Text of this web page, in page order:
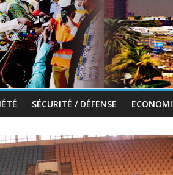
SÉCURITÉ / DÉFENSE